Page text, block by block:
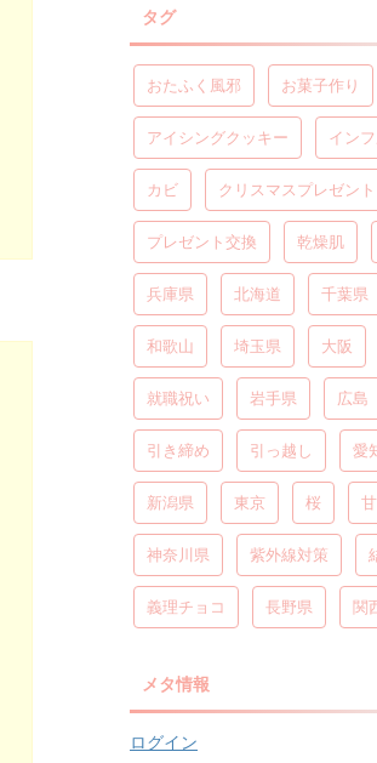
タグ
おたふく風邪 お菓子作り
アイシングクッキー イン
カビ クリスマスプレゼント
プレゼント交換 乾燥肌
兵庫県 北海道 千葉県
和歌山 埼玉県 大阪
就職祝い 岩手県 広島
引き締め 引っ越し 愛
新潟県 東京 桜
神奈川県 紫外線対策
義理チョコ 長野県 関
メタ情報
ログイン